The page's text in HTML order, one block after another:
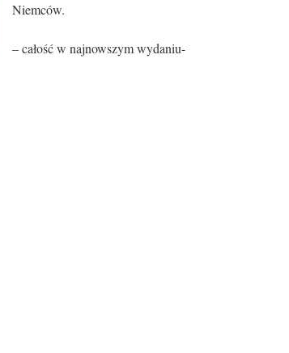
Niemców.
– całość w najnowszym wydaniu-